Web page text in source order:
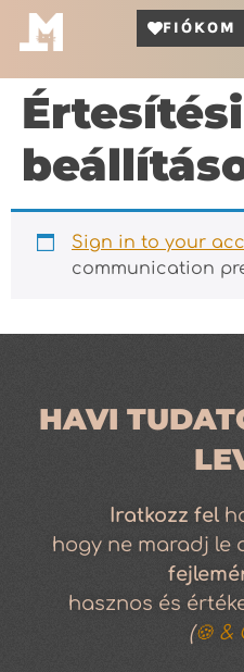
FIÓKOM
Értesítési
Sign in to your
communication
HAVI
Iratkozz fel
hogy ne maradj le
hasznos és
(🍪 &